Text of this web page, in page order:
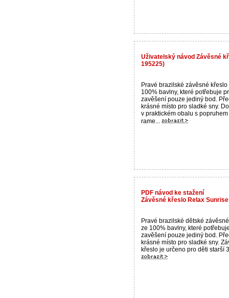
Uživatelský návod Závěsné
195225)
Pravé brazilské závěsné křeslo
100% bavlny, které potřebuje
zavěšení pouze jediný bod.
krásné místo pro sladké sny.
v praktickém obalu s
rame...
PDF návod ke stažení
Závěsné křeslo Relax
Pravé brazilské dětské
ze 100% bavlny, které
zavěšení pouze jediný bod.
krásné místo pro sladké sny.
křeslo je určeno pro děti starší